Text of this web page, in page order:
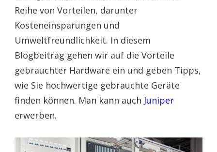
Reihe von Vorteilen, darunter
Kosteneinsparungen und
Umweltfreundlichkeit. In diesem
Blogbeitrag gehen wir auf die Vorteile
gebrauchter Hardware ein und geben Tipps,
wie Sie hochwertige gebrauchte Geräte
finden können. Man kann auch Juniper
erwerben.